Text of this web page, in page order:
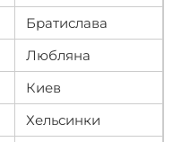
Братислава
Любляна
Киев
Хельсинки